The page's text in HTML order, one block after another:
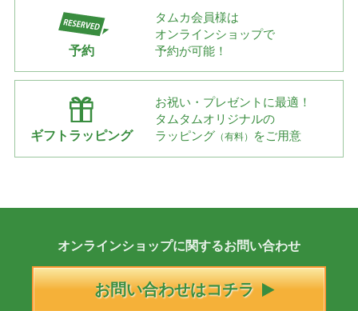
予約
タムカ会員様は
オンラインショップで
予約が可能！
ギフトラッピング
お祝い・プレゼントに最適！
タムタムオリジナルの
ラッピング （有料） をご用意
オンラインショップに関するお問い合わせ
お問い合わせはコチラ